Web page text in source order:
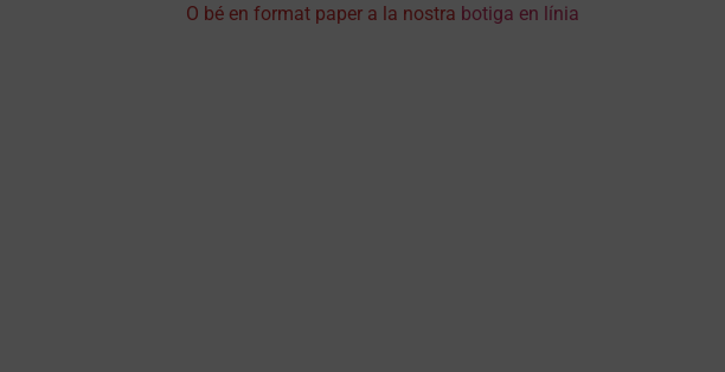
O bé en format paper a la nostra botiga en línia